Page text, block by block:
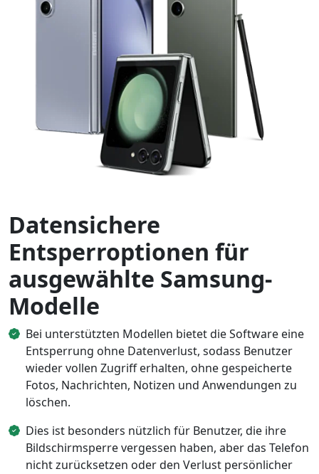
Datensichere
Entsperroptionen für
ausgewählte Samsung-
Modelle
Bei unterstützten Modellen bietet die Software eine
Entsperrung ohne Datenverlust, sodass Benutzer
wieder vollen Zugriff erhalten, ohne gespeicherte
Fotos, Nachrichten, Notizen und Anwendungen zu
löschen.
Dies ist besonders nützlich für Benutzer, die ihre
Bildschirmsperre vergessen haben, aber das Telefon
nicht zurücksetzen oder den Verlust persönlicher